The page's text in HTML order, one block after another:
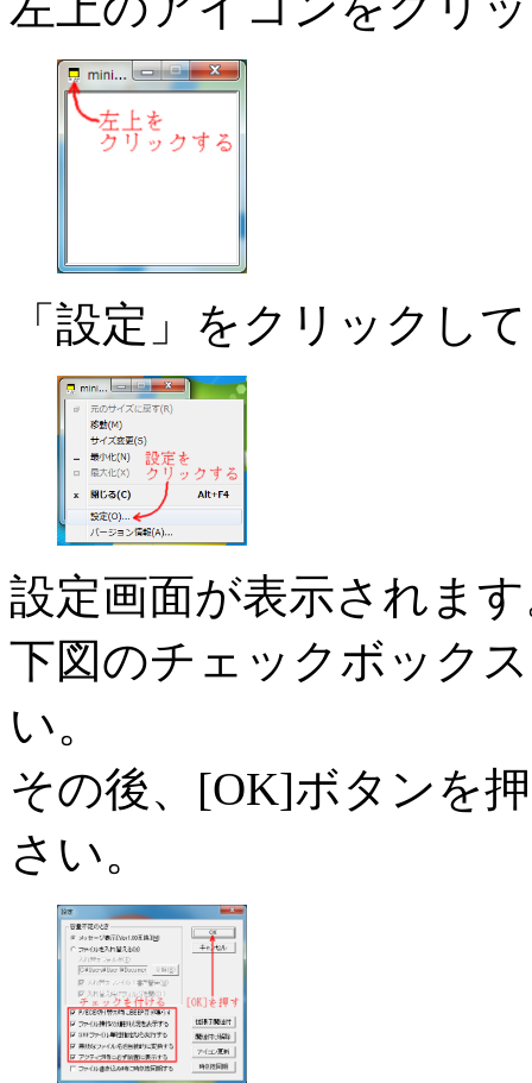
「設定」をクリックし
設定画面が表示されま
下図のチェックボック
い。
その後、[OK]ボタンを
さい。